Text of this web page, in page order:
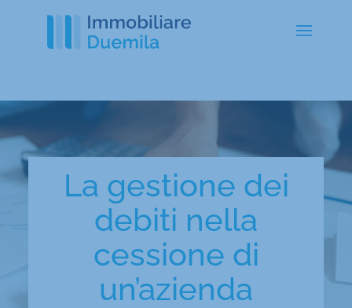
La gestione dei
debiti nella
cessione di
un’azienda